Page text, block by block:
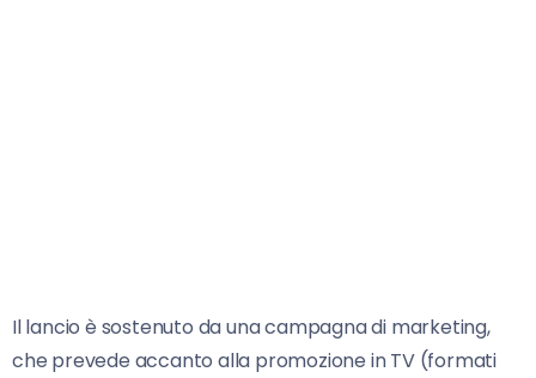
Il lancio è sostenuto da una campagna di marketing,
che prevede accanto alla promozione in TV (formati